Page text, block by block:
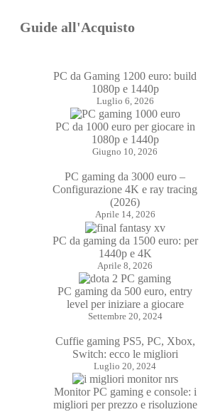
Guide all'Acquisto
PC da Gaming 1200 euro: build
1080p e 1440p
Luglio 6, 2026
PC da 1000 euro per giocare in
1080p e 1440p
Giugno 10, 2026
PC gaming da 3000 euro –
Configurazione 4K e ray tracing
(2026)
Aprile 14, 2026
PC da gaming da 1500 euro: per
1440p e 4K
Aprile 8, 2026
PC gaming da 500 euro, entry
level per iniziare a giocare
Settembre 20, 2024
Cuffie gaming PS5, PC, Xbox,
Switch: ecco le migliori
Luglio 20, 2024
Monitor PC gaming e console: i
migliori per prezzo e risoluzione